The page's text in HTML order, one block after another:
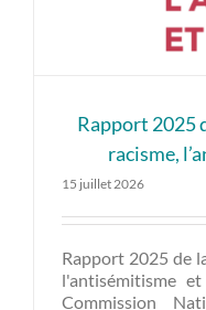
Rapport 2025
racisme,
15 juillet 2026
Rapport 2025 de
l'antisémitisme
Commission